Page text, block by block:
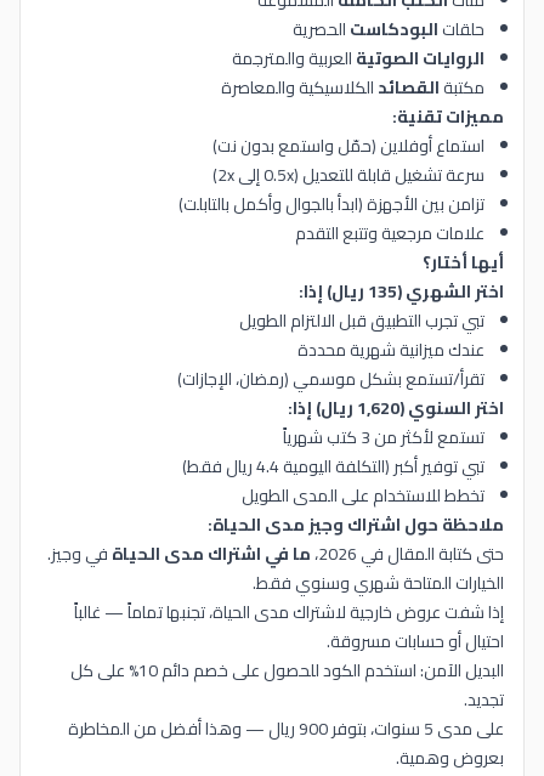
حلقاتالبودكاستالحصرية
الروايات الصوتيةالعربية والمترجمة
مكتبةالقصائدالكلاسيكية والمعاصرة
مميزات تقنية:
استماع أوفلاين (حمّل واستمع بدون نت)
سرعة تشغيل قابلة للتعديل (0.5x إلى 2x)
تزامن بين الأجهزة (ابدأ بالجوال وأكمل بالتابلت)
علامات مرجعية وتتبع التقدم
أيها أختار؟
اختر الشهري (135 ريال) إذا:
تبي تجرب التطبيق قبل الالتزام الطويل
عندك ميزانية شهرية محددة
تقرأ/تستمع بشكل موسمي (رمضان، الإجازات)
اختر السنوي (1,620 ريال) إذا:
تستمع لأكثر من 3 كتب شهرياً
تبي توفير أكبر (التكلفة اليومية 4.4 ريال فقط)
تخطط للاستخدام على المدى الطويل
ملاحظة حول اشتراك وجيز مدى الحياة:
حتى كتابة المقال في 2026،
ما في اشتراك مدى الحياةفي وجيز.
الخيارات المتاحة شهري وسنوي فقط.
إذا شفت عروض خارجية لاشتراك مدى الحياة، تجنبها تماماً — غالباً
احتيال أو حسابات مسروقة.
البديل الآمن: استخدم الكود للحصول على خصم دائم 10% على كل
تجديد.
على مدى 5 سنوات، بتوفر 900 ريال — وهذا أفضل من المخاطرة
بعروض وهمية.